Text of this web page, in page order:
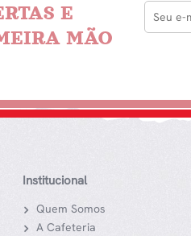
E
MÃO
Institucional
Quem Somos
A Cafeteria